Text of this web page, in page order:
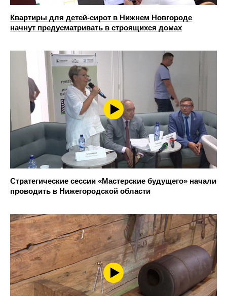
Квартиры для детей-сирот в Нижнем Новгороде
начнут предусматривать в строящихся домах
Стратегические сессии «Мастерские будущего» начали
проводить в Нижегородской области